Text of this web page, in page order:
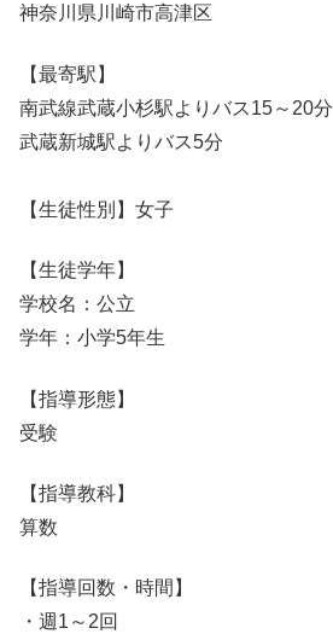
神奈川県川崎市高津区
【最寄駅】
南武線武蔵小杉駅よりバス15～20分
武蔵新城駅よりバス5分
【生徒性別】女子
【生徒学年】
学校名：公立
学年：小学5年生
【指導形態】
受験
【指導教科】
算数
【指導回数・時間】
・週1～2回